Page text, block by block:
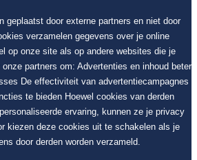
geplaatst door externe partners en niet door
verzamelen gegevens over je online
op onze site als op andere websites die je
partners om: Advertenties en inhoud beter
De effectiviteit van advertentiecampagnes
te bieden Hoewel cookies van derden
ervaring, kunnen ze je privacy
kiezen deze cookies uit te schakelen als je
door derden worden verzameld.